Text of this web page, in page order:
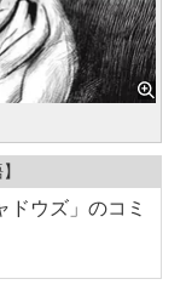
ドウズ」のコミ